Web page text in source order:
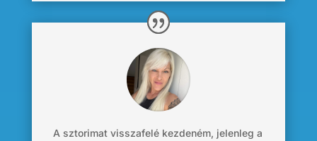
A sztorimat visszafelé kezdeném, jelenleg a